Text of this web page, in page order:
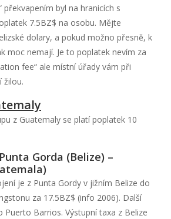
překvapením byl na hranicích s
7.5BZ$ na osobu. Mějte
dolary, a pokud možno přesně, k
moc nemají. Je to poplatek nevím za
fee“ ale místní úřady vám při
žilou.
z Guatemaly se platí poplatek 10
Gorda (Belize) –
je z Punta Gordy v jižním Belize do
za 17.5BZ$ (info 2006). Další
Barrios. Výstupní taxa z Belize